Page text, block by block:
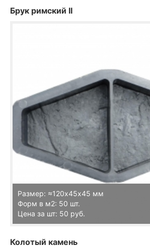
Брук римский II
Размер: ≈120х45х45 мм
Форм в м2: 50 шт.
Цена за шт: 50 руб.
Колотый камень